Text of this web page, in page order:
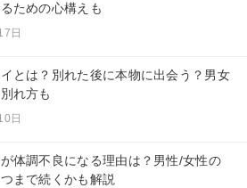
ための心構えも
日
とは？別れた後に本物に出会う？男女
れ方も
日
体調不良になる理由は？男性/女性の
まで続くかも解説